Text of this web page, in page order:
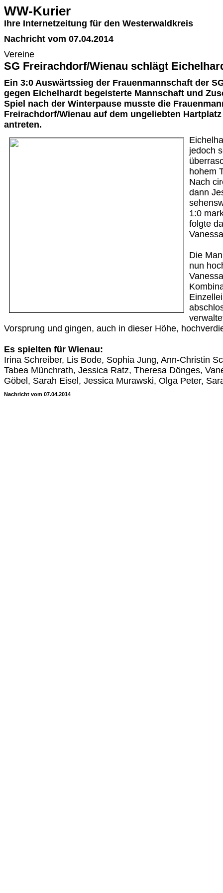
WW-Kurier
Ihre Internetzeitung für den Westerwaldkreis
Nachricht vom 07.04.2014
Vereine
SG Freirachdorf/Wienau schlägt
Ein 3:0 Auswärtssieg der Frauenmannschaft der
gegen Eichelhardt begeisterte Mannschaft und
Spiel nach der Winterpause musste die
Freirachdorf/Wienau auf dem ungeliebten
antreten.
jedoch
hohem
Nach
dann
1:0
folgte
Die
nun
Vorsprung und gingen, auch in dieser Höhe,
Es spielten für Wienau:
Irina Schreiber, Lis Bode, Sophia Jung, Ann-Christin
Tabea Münchrath, Jessica Ratz, Theresa Dönges,
Göbel, Sarah Eisel, Jessica Murawski, Olga Peter,
Nachricht vom 07.04.2014